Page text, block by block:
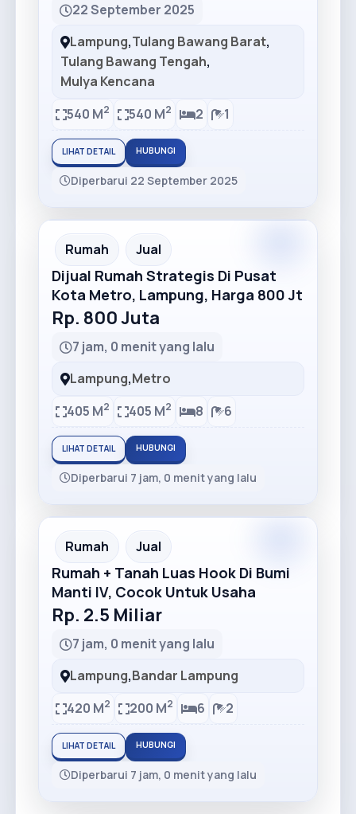
22 September 2025
Lampung,Tulang Bawang Barat,
Tulang Bawang Tengah,
Mulya Kencana
540 M2 540 M2 2 1
LIHAT DETAIL HUBUNGI
Diperbarui 22 September 2025
Recommended
Rumah Jual
Dijual Rumah Strategis Di Pusat
Kota Metro, Lampung, Harga 800 Jt
Rp. 800 Juta
7 jam, 0 menit yang lalu
Lampung,Metro
405 M2 405 M2 8 6
LIHAT DETAIL HUBUNGI
Diperbarui 7 jam, 0 menit yang lalu
Recommended
Rumah Jual
Rumah + Tanah Luas Hook Di Bumi
Manti IV, Cocok Untuk Usaha
Rp. 2.5 Miliar
7 jam, 0 menit yang lalu
Lampung,Bandar Lampung
420 M2 200 M2 6 2
LIHAT DETAIL HUBUNGI
Diperbarui 7 jam, 0 menit yang lalu